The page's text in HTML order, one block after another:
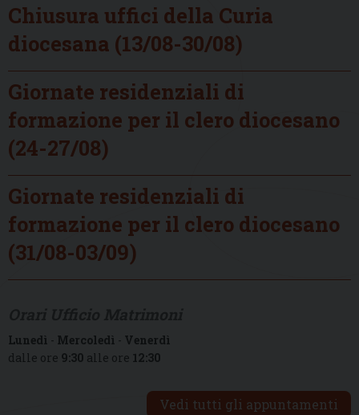
Chiusura uffici della Curia
diocesana (13/08-30/08)
Giornate residenziali di
formazione per il clero diocesano
(24-27/08)
Giornate residenziali di
formazione per il clero diocesano
(31/08-03/09)
Lunedì - Mercoledì - Venerdì
dalle ore 9:30 alle ore 12:30
Vedi tutti gli appuntamenti